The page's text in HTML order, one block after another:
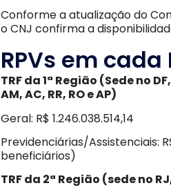
Conforme a atualização do
o CNJ confirma a
RPVs em
TRF da 1ª Região (Sede no
AM, AC, RR, RO e AP)
Geral: R$ 1.246.038.514,14
Previdenciárias/Assistenciais:
beneficiários)
TRF da 2ª Região (sede no